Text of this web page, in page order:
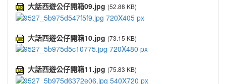
大話西遊公仔開箱09.jpg (52.88 KB)
大話西遊公仔開箱10.jpg (73.15 KB)
大話西遊公仔開箱11.jpg (75.83 KB)